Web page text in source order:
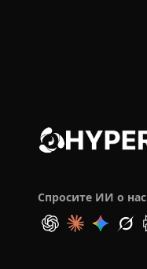
Спросите ИИ о нас